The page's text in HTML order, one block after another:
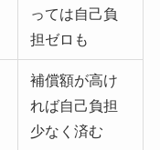
っては自己負
担ゼロも
補償額が高け
れば自己負担
少なく済む